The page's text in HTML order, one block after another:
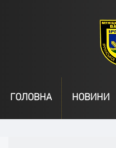
ГОЛОВНА НОВИНИ